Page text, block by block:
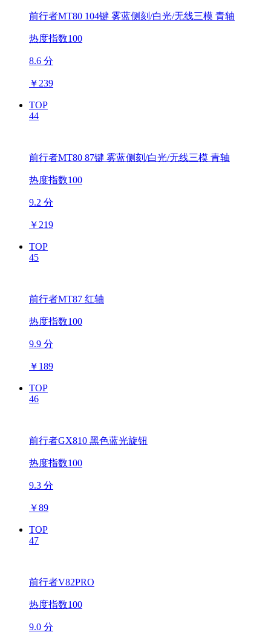
前行者MT80 104键 雾蓝侧刻/白光/无线三模 青轴
热度指数100
8.6 分
￥ 239
TOP
44
前行者MT80 87键 雾蓝侧刻/白光/无线三模 青轴
热度指数100
9.2 分
￥ 219
TOP
45
前行者MT87 红轴
热度指数100
9.9 分
￥ 189
TOP
46
前行者GX810 黑色蓝光旋钮
热度指数100
9.3 分
￥89
TOP
47
前行者V82PRO
热度指数100
9.0 分